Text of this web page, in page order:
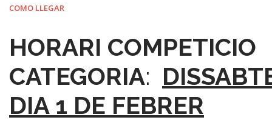
COMO LLEGAR
HORARI COMPETICIO
CATEGORIA:
DIA 1 DE FEBRER